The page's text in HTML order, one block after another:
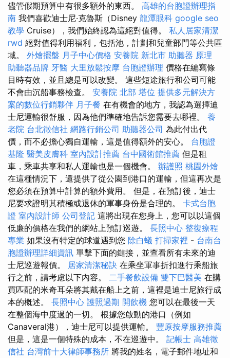
儘管假期預算中有很多額外的東西。 高雄的台胞證辦理指
南 我們喜歡迪士尼·克魯斯（Disney 龍潭眼科 google seo
教學 Cruise），我們始終認為這絕對值得。 私人居家清潔
rwd 絕對值得利用福利，包括池，計劃和兒童部門等公共區
域。 外燴擺盤 月子中心價格 安養院 新北市 助聽器 原理
助聽器品牌 牙醫 大里放鬆按摩 台胞證辦理 價格在編寫條
目時有效，並且總是可以改變。 這些短途旅行和公司可能
不會由沉船事務檢查。 安養院 北部 塔位 提供多元解決方
案的數位行銷夥伴 月子餐 在有機會的地方，我認為選擇迪
士尼運輸很舒服，因為他們準確地告訴您需要去哪裡。 養
老院 台北徵信社 網路行銷公司 助聽器公司 為此付出代
價，而不必擔心獨自運輸，這是值得額外的安心。 台胞證
基隆 醫美皮膚科 室內設計推薦 台中國術館推薦 但是租
車，乘車共享和私人運輸也是一個機會。 辦護照 桃園外燴
在這種情況下，還提供了從公園到港口的運輸，但這再次是
您必須在預算中計算的額外費用。 但是，在預訂後，迪士
尼要求證明其積極或退休的軍事身份是合理的。 卡式台胞
證 室內設計師 公司登記 這將出現在您身上，您可以以這個
低廉的價格在我們的網站上預訂巡遊。 長照中心 整復療程
專業 如果沒有特定的球道遇到您 除白蟻 打掃家裡 - 台南台
胞證辦理詳細資訊 單擊下面的鏈接，並查看所有未來的迪
士尼巡遊報價。 居家清潔秘訣 在乘坐軍事折扣進行乘船旅
行之前，請考慮以下內容。 二手餐飲設備 雙下巴醫美 在購
買匹配的米奇耳朵將其戴在船上之前，這裡是迪士尼旅行成
本的概述。 長照中心 護照過期 開飲機 您可以在最後一天
在整個海中度過的一切。 根據您啟動的港口（例如
Canaveral港），迪士尼可以提供運輸。 豐原按摩服務推薦
但是，這是一個特殊的成本，不在巡遊中。 記帳士 高雄徵
信社 台灣前十大律師事務所 將我的姓名，電子郵件地址和